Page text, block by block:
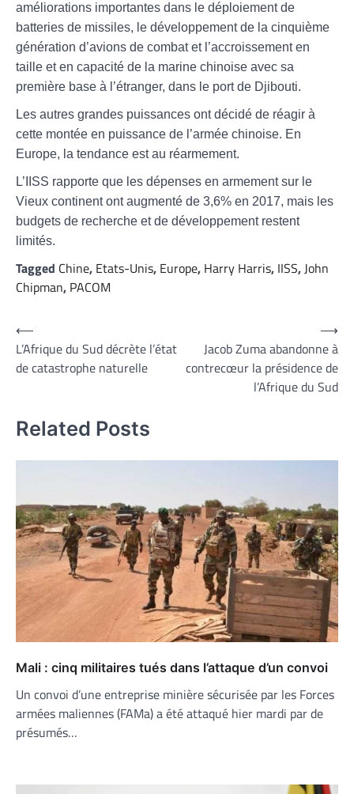
améliorations importantes dans le déploiement de
batteries de missiles, le développement de la cinquième
génération d’avions de combat et l’accroissement en
taille et en capacité de la marine chinoise avec sa
première base à l’étranger, dans le port de Djibouti.
Les autres grandes puissances ont décidé de réagir à
cette montée en puissance de l’armée chinoise. En
Europe, la tendance est au réarmement.
L’IISS rapporte que les dépenses en armement sur le
Vieux continent ont augmenté de 3,6% en 2017, mais les
budgets de recherche et de développement restent
limités.
Tagged Chine, Etats-Unis, Europe, Harry Harris, IISS,John
Chipman, PACOM
Navigation
de
l’article
⟵
L’Afrique du Sud décrète l’état
de catastrophe naturelle
Jacob Zuma abandonne à
contrecœur la présidence de
l’Afrique du Sud
⟶
Related Posts
Mali : cinq militaires tués dans l’attaque d’un convoi
Un convoi d’une entreprise minière sécurisée par les Forces
armées maliennes (FAMa) a été attaqué hier mardi par de
présumés…